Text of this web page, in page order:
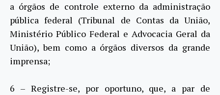
a órgãos de controle externo da administração
pública federal (Tribunal de Contas da União,
Ministério Público Federal e Advocacia Geral da
União), bem como a órgãos diversos da grande
imprensa;
6 – Registre-se, por oportuno, que, a par de